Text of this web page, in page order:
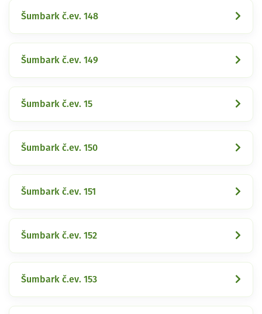
Šumbark č.ev. 148
Šumbark č.ev. 149
Šumbark č.ev. 15
Šumbark č.ev. 150
Šumbark č.ev. 151
Šumbark č.ev. 152
Šumbark č.ev. 153